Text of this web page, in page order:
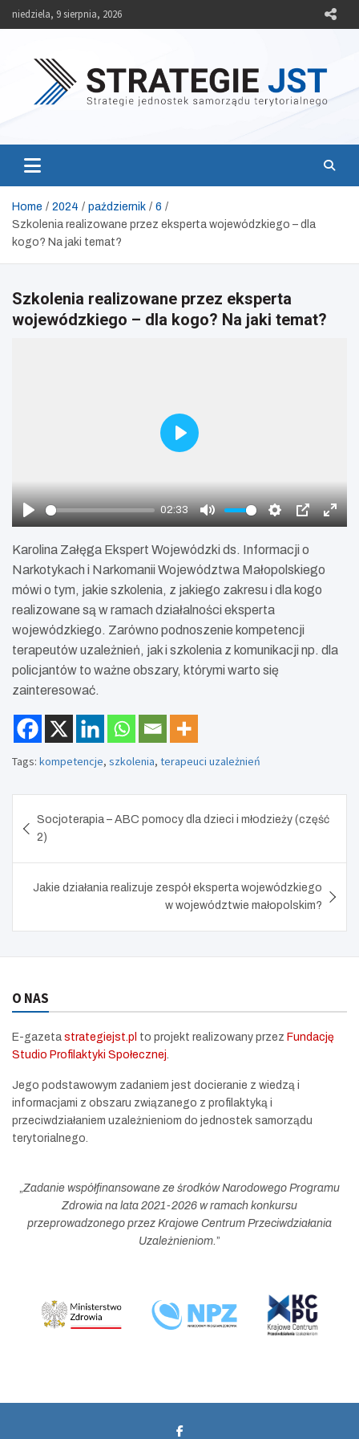
Skipniedziela, 9 sierpnia, 2026
Strategie JST
Home 2024 październik
6
Szkolenia realizowane przez eksperta wojewódzkiego – dla
kogo? Na jaki temat?
Szkolenia realizowane przez eksperta
wojewódzkiego – dla kogo? Na jaki temat?
P
l
a
02:33
M
u
t
S
e
g
s
P
I
P
E
l
P
a
y
Karolina Załęga Ekspert Wojewódzki ds. Informacji o
Narkotykach i Narkomanii Województwa Małopolskiego
mówi o tym, jakie szkolenia, z jakiego zakresu i dla kogo
realizowane są w ramach działalności eksperta
wojewódzkiego. Zarówno podnoszenie kompetencji
terapeutów uzależnień, jak i szkolenia z komunikacji np. dla
policjantów to ważne obszary, którymi warto się
zainteresować.
Tags: kompetencje, szkolenia, terapeuci uzależnień
wpisu
Socjoterapia – ABC pomocy dla dzieci i młodzieży (część
2)
Jakie działania realizuje zespół eksperta wojewódzkiego
w województwie małopolskim?
O NAS
E-gazeta strategiejst.pl to projekt realizowany przez Fundację
Studio Profilaktyki Społecznej.
Jego podstawowym zadaniem jest docieranie z wiedzą i
informacjami z obszaru związanego z profilaktyką i
przeciwdziałaniem uzależnieniom do jednostek samorządu
terytorialnego.
„Zadanie współfinansowane ze środków Narodowego Programu
Zdrowia na lata 2021-2026 w ramach konkursu
przeprowadzonego przez Krajowe Centrum Przeciwdziałania
Uzależnieniom.”